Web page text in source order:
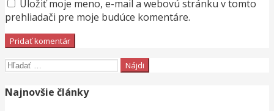
Uložiť moje meno, e-mail a webovú stránku v tomto
prehliadači pre moje budúce komentáre.
Hľadať:
Najnovšie články